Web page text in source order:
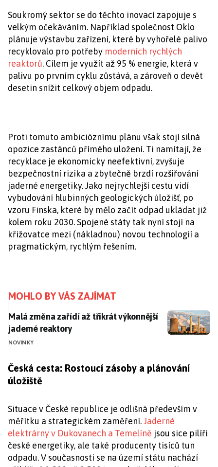
Soukromý sektor se do těchto inovací zapojuje s
velkým očekáváním. Například společnost Oklo
plánuje výstavbu zařízení, které by vyhořelé palivo
recyklovalo pro potřeby moderních rychlých
reaktorů. Cílem je využít až 95 % energie, která v
palivu po prvním cyklu zůstává, a zároveň o devět
desetin snížit celkový objem odpadu.
Proti tomuto ambicióznímu plánu však stojí silná
opozice zastánců přímého uložení. Ti namítají, že
recyklace je ekonomicky neefektivní, zvyšuje
bezpečnostní rizika a zbytečně brzdí rozšiřování
jaderné energetiky. Jako nejrychlejší cestu vidí
vybudování hlubinných geologických úložišť, po
vzoru Finska, které by mělo začít odpad ukládat již
kolem roku 2030. Spojené státy tak nyní stojí na
křižovatce mezi (nákladnou) novou technologií a
pragmatickým, rychlým řešením.
MOHLO BY VÁS ZAJÍMAT
Malá změna zařídí až třikrát výkonnější jaderné
Malá změna zařídí až třikrát výkonnější
jaderné reaktory
NOVINKY
Česká cesta: Rostoucí zásoby a plánování
úložiště
Situace v České republice je odlišná především v
měřítku a strategickém zaměření.Jaderné
elektrárny v Dukovanech a Temelíně jsou sice pilíři
české energetiky, ale také producenty tisíců tun
odpadu. V současnosti se na území státu nachází